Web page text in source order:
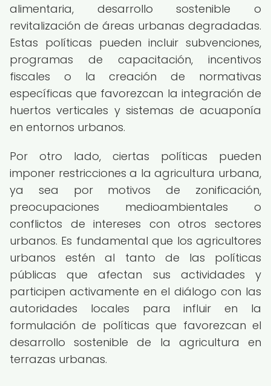
alimentaria, desarrollo sostenible o
revitalización de áreas urbanas degradadas.
Estas políticas pueden incluir subvenciones,
programas de capacitación, incentivos
fiscales o la creación de normativas
específicas que favorezcan la integración de
huertos verticales y sistemas de acuaponía
en entornos urbanos.
Por otro lado, ciertas políticas pueden
imponer restricciones a la agricultura urbana,
ya sea por motivos de zonificación,
preocupaciones medioambientales o
conflictos de intereses con otros sectores
urbanos. Es fundamental que los agricultores
urbanos estén al tanto de las políticas
públicas que afectan sus actividades y
participen activamente en el diálogo con las
autoridades locales para influir en la
formulación de políticas que favorezcan el
desarrollo sostenible de la agricultura en
terrazas urbanas.